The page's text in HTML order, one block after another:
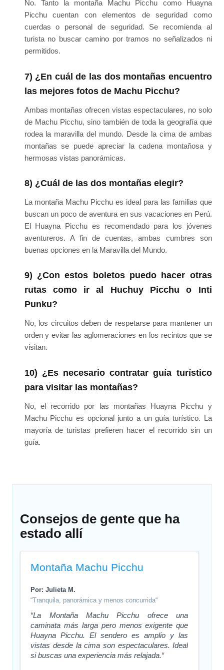
No. Tanto la montaña Machu Picchu como Huayna
Picchu cuentan con elementos de seguridad como
cuerdas o personal de seguridad. Se recomienda al
turista no buscar camino por tramos no señalizados ni
permitidos.
7) ¿En cuál de las dos montañas encuentro
las mejores fotos de Machu Picchu?
Ambas montañas ofrecen vistas espectaculares, no solo
de Machu Picchu, sino también de toda la geografía que
rodea la maravilla del mundo. Desde la cima de ambas
montañas se puede apreciar la cadena montañosa y
hermosas vistas panorámicas.
8) ¿Cuál de las dos montañas elegir?
La montaña Machu Picchu es ideal para las familias que
buscan un poco de aventura en sus vacaciones en Perú.
El Huayna Picchu es recomendado para los jóvenes
aventureros. A fin de cuentas, ambas cumbres son
buenas opciones en la Maravilla del Mundo.
9) ¿Con estos boletos puedo hacer otras
rutas como ir al Huchuy Picchu o Inti
Punku?
No, los circuitos deben de respetarse para mantener un
orden y evitar las aglomeraciones en los recintos que se
visitan.
10) ¿Es necesario contratar guía turístico
para visitar las montañas?
No, el recorrido por las montañas Huayna Picchu y
Machu Picchu es opcional junto a un guía turístico. La
mayoría de turistas prefieren hacer el recorrido sin un
guía.
Consejos de gente que ha
estado allí
Montaña Machu Picchu
Por: Julieta M.
“Tranquila, panorámica y menos concurrida“
“La Montaña Machu Picchu ofrece una
caminata más larga pero menos exigente que
Huayna Picchu. El sendero es amplio y las
vistas desde la cima son espectaculares. Ideal
si buscas una experiencia más relajada.“